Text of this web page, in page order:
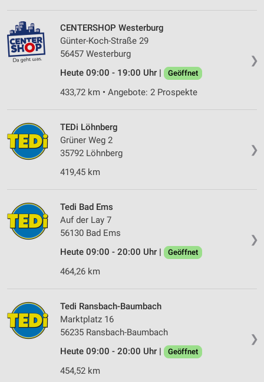
❯
CENTERSHOP Westerburg
Günter-Koch-Straße 29
56457 Westerburg
Heute 09:00 - 19:00 Uhr |
Geöffnet
433,72 km • Angebote: 2 Prospekte
❯
TEDi Löhnberg
Grüner Weg 2
35792 Löhnberg
419,45 km
❯
Tedi Bad Ems
Auf der Lay 7
56130 Bad Ems
Heute 09:00 - 20:00 Uhr |
Geöffnet
464,26 km
❯
Tedi Ransbach-Baumbach
Marktplatz 16
56235 Ransbach-Baumbach
Heute 09:00 - 20:00 Uhr |
Geöffnet
454,52 km
Speichern von oder Zugriff auf Informationen
auf einem Endgerät
Verwendung reduzierter Daten zur Auswahl von
Werbeanzeigen
Erstellung von Profilen für personalisierte
Verwendung von Profilen zur Auswahl
personalisierter Werbung
von Inhalten
personalisierter Inhalte
Messung der Werbeleistung
Messung der Performance von Inhalten
Quellen
Entwicklung und Verbesserung der Angebote
Verwendung reduzierter Daten zur Auswahl von